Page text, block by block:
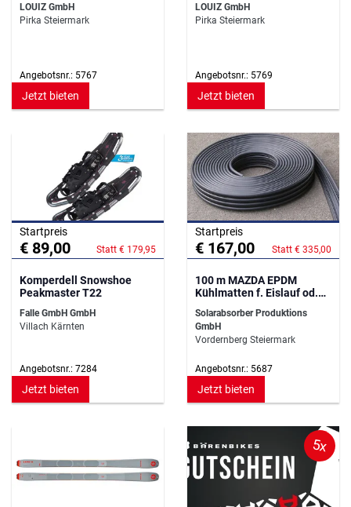
LOUIZ GmbH
Pirka Steiermark
Angebotsnr.: 5767
Jetzt bieten
LOUIZ GmbH
Pirka Steiermark
Angebotsnr.: 5769
Jetzt bieten
Startpreis
€ 89,00 Statt € 179,95
Komperdell Snowshoe
Peakmaster T22
Falle GmbH GmbH
Villach Kärnten
Angebotsnr.: 7284
Jetzt bieten
Startpreis
€ 167,00 Statt € 335,00
100 m MAZDA EPDM
Kühlmatten f. Eislauf od.
Solarabsorber Produktions
GmbH
Vordernberg Steiermark
Angebotsnr.: 5687
Jetzt bieten
5x